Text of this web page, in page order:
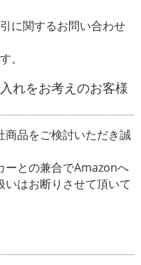
に関するお問い合わせ
。
れをお考えのお客様
商品をご検討いただき誠
ーとの兼合でAmazonへ
はお断りさせて頂いて